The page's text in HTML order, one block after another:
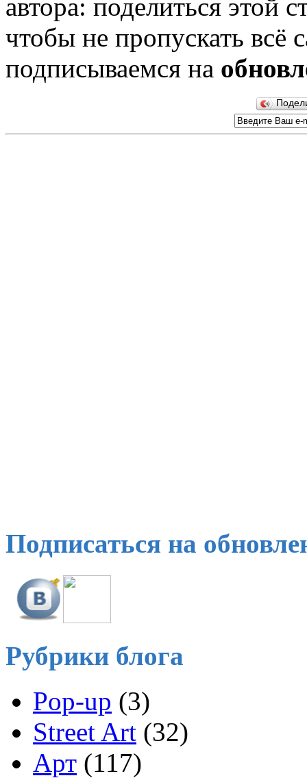
автора: поделиться этой
чтобы не пропускать всё
подписываемся на
Подписаться на
Рубрики блога
Pop-up (3)
Street Art (32)
Арт (117)